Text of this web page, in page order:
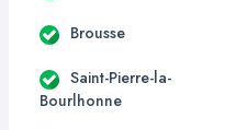
Brousse
Saint-Pierre-la-
Bourlhonne